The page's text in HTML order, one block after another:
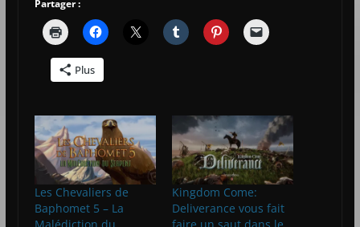
Partager :
Plus
Les Chevaliers de
Baphomet 5 – La
Kingdom Come:
Deliverance vous fait